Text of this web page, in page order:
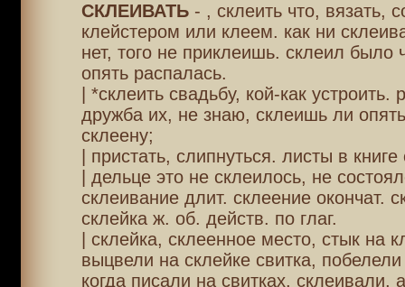
СКЛЕИВАТЬ- , склеить что, вязать,
клейстером или клеем. как ни
нет, того не приклеишь. склеил было
опять распалась.
| *склеить свадьбу, кой-как устроить.
дружба их, не знаю, склеишь ли
склеену;
| пристать, слипнуться. листы в
| дельце это не склеилось, не
склеивание длит. склеение окончат.
склейка ж. об. действ. по глаг.
| склейка, склеенное место, стык на
выцвели на склейке свитка,
когда писали на свитках, склеивали,